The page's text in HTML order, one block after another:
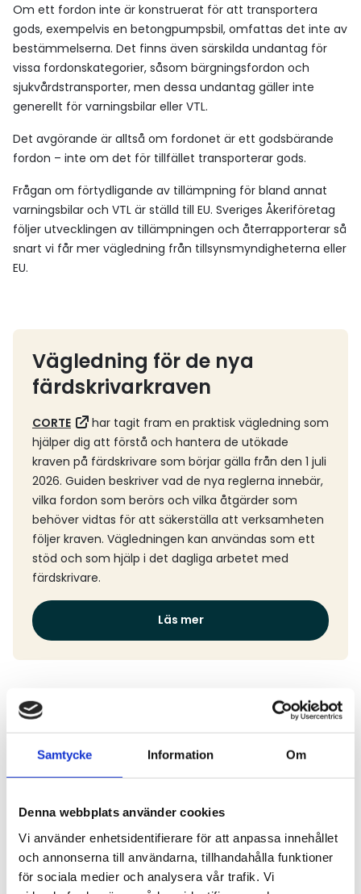
Samtycke Information Om
Denna webbplats använder cookies
Vi använder enhetsidentifierare för att anpassa innehållet
och annonserna till användarna, tillhandahålla funktioner
för sociala medier och analysera vår trafik. Vi
Om ett fordon inte är konstruerat för att transportera
gods, exempelvis en betongpumpsbil, omfattas det inte av
bestämmelserna. Det finns även särskilda undantag för
vissa fordonskategorier, såsom bärgningsfordon och
sjukvårdstransporter, men dessa undantag gäller inte
generellt för varningsbilar eller VTL.
Det avgörande är alltså om fordonet är ett godsbärande
fordon – inte om det för tillfället transporterar gods.
Frågan om förtydligande av tillämpning för bland annat
varningsbilar och VTL är ställd till EU. Sveriges Åkeriföretag
följer utvecklingen av tillämpningen och återrapporterar så
snart vi får mer vägledning från tillsynsmyndigheterna eller
EU.
Vägledning för de nya
färdskrivarkraven
CORTE har tagit fram en praktisk vägledning som
hjälper dig att förstå och hantera de utökade
kraven på färdskrivare som börjar gälla från den 1 juli
2026. Guiden beskriver vad de nya reglerna innebär,
vilka fordon som berörs och vilka åtgärder som
behöver vidtas för att säkerställa att verksamheten
följer kraven. Vägledningen kan användas som ett
stöd och som hjälp i det dagliga arbetet med
färdskrivare.
Läs mer
Aktuella nyheter
Läs mer